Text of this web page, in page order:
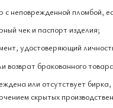
с неповрежденной пломбой,
чек и паспорт изделия;
удостоверяющий
возврат бракованного
или отсутствует
скрытых